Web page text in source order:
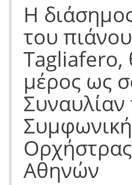
Η
του
Tagliafero,
μέρος ως
Συναυλίαν
Αθηνών